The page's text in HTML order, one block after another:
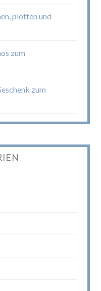
plotten und
zum
zum